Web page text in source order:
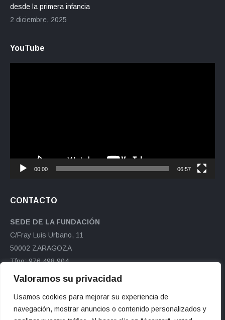
Valoramos su privacidad
Usamos cookies para mejorar su experiencia de
navegación, mostrar anuncios o contenido personalizados y
desde la primera infancia
2 diciembre, 2025
YouTube
00:00 06:57
CONTACTO
SEDE DE LA FUNDACIÓN
C/Fray Luis Urbano, 11
50002 ZARAGOZA
Tfno: 976 498 904
Fax: 976 498 891
Encuéntranos en:
Facebook
X